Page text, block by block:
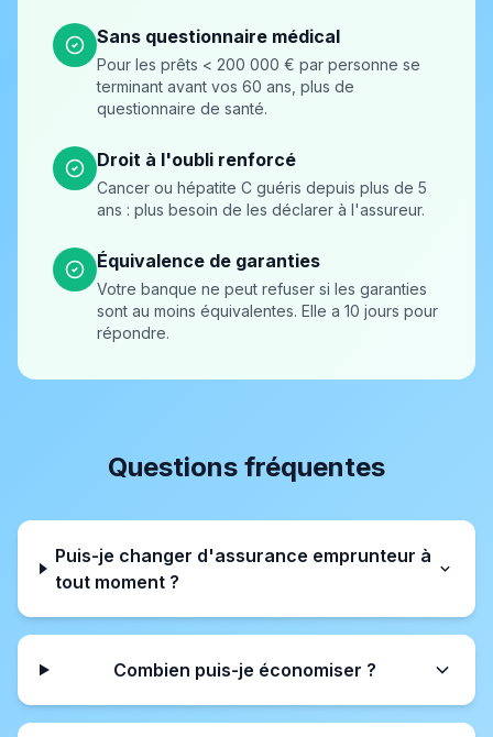
Sans questionnaire médical
Pour les prêts < 200 000 € par personne se
terminant avant vos 60 ans, plus de
questionnaire de santé.
Droit à l'oubli renforcé
Cancer ou hépatite C guéris depuis plus de 5
ans : plus besoin de les déclarer à l'assureur.
Équivalence de garanties
Votre banque ne peut refuser si les garanties
sont au moins équivalentes. Elle a 10 jours pour
répondre.
Questions fréquentes
Puis-je changer d'assurance emprunteur à
tout moment ?
Combien puis-je économiser ?